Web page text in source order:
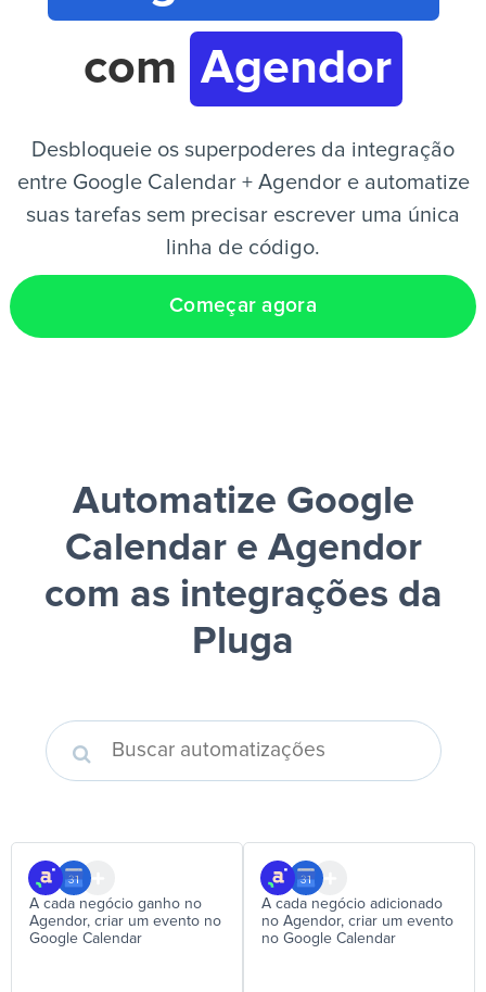
PT
com Agendor
Desbloqueie os superpoderes da integração
entre Google Calendar + Agendor e automatize
suas tarefas sem precisar escrever uma única
linha de código.
Começar agora
Automatize Google
Calendar e Agendor
com as integrações da
Pluga
A cada negócio ganho no
Agendor, criar um evento no
Google Calendar
A cada negócio adicionado
no Agendor, criar um evento
no Google Calendar